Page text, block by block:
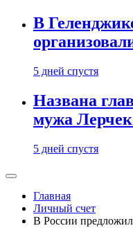
В
5 дней спустя
Названа
мужа
5 дней спустя
Главная
Личный счет
В России